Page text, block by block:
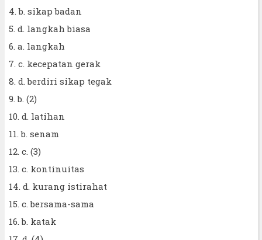
4. b. sikap badan
5. d. langkah biasa
6. a. langkah
7. c. kecepatan gerak
8. d. berdiri sikap tegak
9. b. (2)
10. d. latihan
11. b. senam
12. c. (3)
13. c. kontinuitas
14. d. kurang istirahat
15. c. bersama-sama
16. b. katak